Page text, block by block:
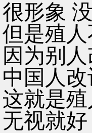
很形象
但是殖
因为别
中国人
这就是
无视就